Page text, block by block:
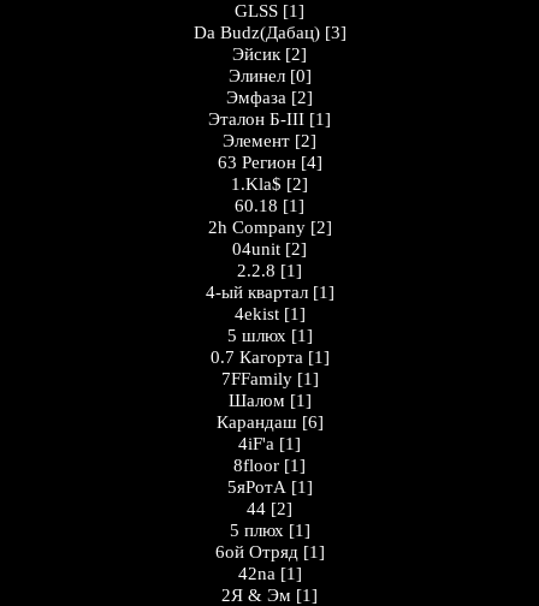
GLSS [1]
Da Budz(Дабац) [3]
Эйсик [2]
Элинел [0]
Эмфаза [2]
Эталон Б-III [1]
Элемент [2]
63 Регион [4]
1.Kla$ [2]
60.18 [1]
2h Company [2]
04unit [2]
2.2.8 [1]
4-ый квартал [1]
4ekist [1]
5 шлюх [1]
0.7 Кагорта [1]
7FFamily [1]
Шалом [1]
Карандаш [6]
4iF'a [1]
8floor [1]
5яРотА [1]
44 [2]
5 плюх [1]
6ой Отряд [1]
42na [1]
2Я & Эм [1]